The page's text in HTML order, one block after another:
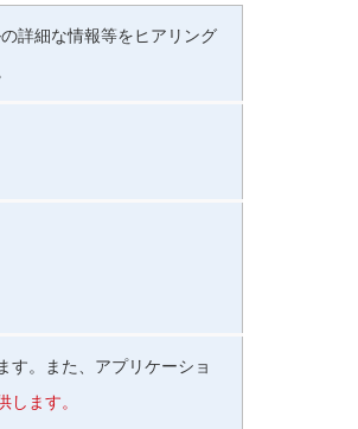
詳細な情報等をヒアリング
す。また、アプリケーショ
ます。